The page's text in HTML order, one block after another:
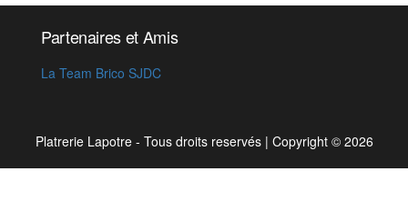
Partenaires et Amis
La Team Brico SJDC
Platrerie Lapotre - Tous droits reservés | Copyright © 2026